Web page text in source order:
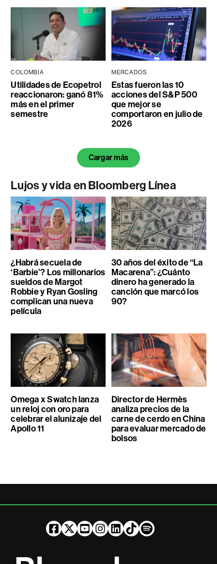
COLOMBIA
Utilidades de Ecopetrol
reaccionaron: ganó 81%
más en el primer
semestre
MERCADOS
Estas fueron las 10
acciones del S&P 500
que mejor se
comportaron en julio de
2026
Cargar más
Lujos y vida en Bloomberg Línea
¿Habrá secuela de
‘Barbie’? Los millonarios
sueldos de Margot
Robbie y Ryan Gosling
complican una nueva
película
30 años del éxito de “La
Macarena”: ¿Cuánto
dinero ha generado la
canción que marcó los
90?
Omega x Swatch lanza
un reloj con oro para
celebrar el alunizaje del
Apollo 11
Director de Hermès
analiza precios de la
carne de cerdo en China
para evaluar mercado de
bolsos